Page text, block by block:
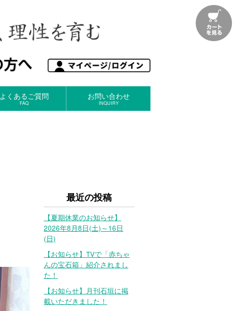
よくあるご質問
FAQ
お問い合わせ
INQUIRY
最近の投稿
【夏期休業のお知らせ】
2026年8月8日(土)～16日
(日)
【お知らせ】TVで「赤ちゃ
んの宝石箱」紹介されまし
た！
【お知らせ】月刊石垣に掲
載いただきました！